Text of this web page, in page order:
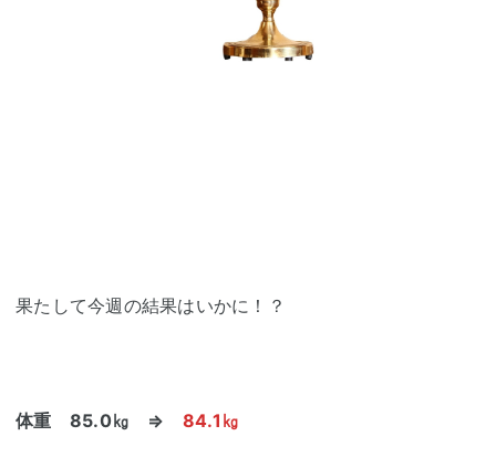
果たして今週の結果はいかに！？
体重 85.0㎏ ⇒ 84.1㎏